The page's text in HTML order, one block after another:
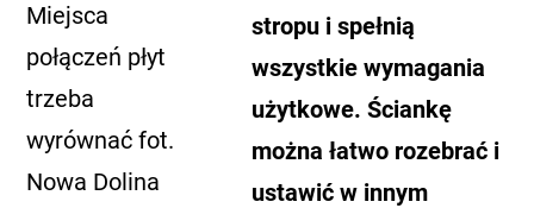
Miejsca
połączeń płyt
trzeba
wyrównać fot.
Nowa Dolina
stropu i spełnią
wszystkie wymagania
użytkowe. Ściankę
można łatwo rozebrać i
ustawić w innym